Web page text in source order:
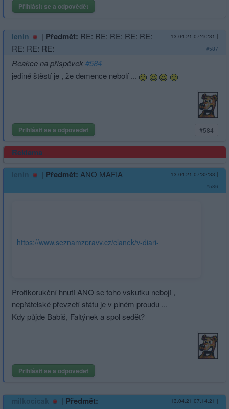
Přihlásit se a odpovědět
lenin | Předmět: RE: RE: RE: RE: RE:
RE: RE: RE:
13.04.21 07:40:31 |
#587
Reakce na příspěvek#584
jediné štěstí je , že demence nebolí ...
Přihlásit se a odpovědět #584
Reklama
lenin | Předmět: ANO MAFIA 13.04.21 07:32:33 |
#586
https://www.seznamzpravy.cz/clanek/v-diari-
z-internetu
Profikorukční hnutí ANO se toho vskutku nebojí ,
nepřátelské převzetí státu je v plném proudu ...
Kdy půjde Babiš, Faltýnek a spol sedět?
Přihlásit se a odpovědět
milkocicak | Předmět: 13.04.21 07:14:21 |